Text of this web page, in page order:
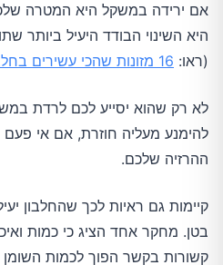
אם ירידה במשקל היא המטרה
היא השינוי הבודד היעיל ביותר
(ראו: 16 מזונות שהכי עשירים בחלבון
לא רק שהוא יסייע לכם לרדת
להימנע מעליה חוזרת, אם אי
ההרזיה שלכם.
קיימות גם ראיות לכך שהחלבון
בטן. מחקר אחד הציג כי כמות
קשורות בקשר הפוך לכמות